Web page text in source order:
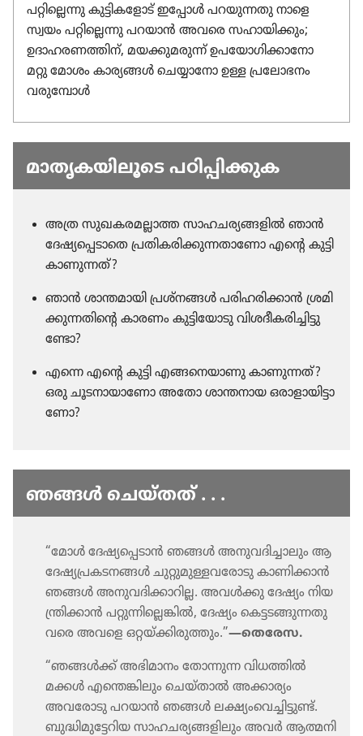
പറ്റില്ലെന്നു കുട്ടി​ക​ളോട്‌ ഇപ്പോൾ പറയു​ന്നതു നാളെ
സ്വയം പറ്റി​ല്ലെന്നു പറയാൻ അവരെ സഹായി​ക്കും;
ഉദാഹ​ര​ണ​ത്തിന്‌, മയക്കു​മ​രുന്ന്‌ ഉപയോ​ഗി​ക്കാ​നോ
മറ്റു മോശം കാര്യങ്ങൾ ചെയ്യാ​നോ ഉള്ള പ്രലോ​ഭനം
വരു​മ്പോൾ
മാതൃകയിലൂടെ പഠിപ്പി​ക്കു​ക
അത്ര സുഖക​ര​മ​ല്ലാത്ത സാഹച​ര്യ​ങ്ങ​ളിൽ ഞാൻ
ദേഷ്യ​പ്പെ​ടാ​തെ പ്രതി​ക​രി​ക്കു​ന്ന​താ​ണോ എന്റെ കുട്ടി
കാണു​ന്നത്‌?
ഞാൻ ശാന്തമാ​യി പ്രശ്‌നങ്ങൾ പരിഹ​രി​ക്കാൻ ശ്രമി​
ക്കു​ന്ന​തി​ന്റെ കാരണം കുട്ടി​യോ​ടു വിശദീ​ക​രി​ച്ചി​ട്ടു​
ണ്ടോ?
എന്നെ എന്റെ കുട്ടി എങ്ങനെ​യാ​ണു കാണു​ന്നത്‌?
ഒരു ചൂടനാ​യാ​ണോ അതോ ശാന്തനായ ഒരാളാ​യി​ട്ടാ​
ണോ?
ഞങ്ങൾ ചെയ്‌തത്‌ . . .
“മോൾ ദേഷ്യ​പ്പെ​ടാൻ ഞങ്ങൾ അനുവ​ദി​ച്ചാ​ലും ആ
ദേഷ്യ​പ്ര​ക​ട​നങ്ങൾ ചുറ്റു​മു​ള്ള​വ​രോ​ടു കാണി​ക്കാൻ
ഞങ്ങൾ അനുവ​ദി​ക്കാ​റില്ല. അവൾക്കു ദേഷ്യം നിയ​
ന്ത്രി​ക്കാൻ പറ്റുന്നി​ല്ലെ​ങ്കിൽ, ദേഷ്യം കെട്ടട​ങ്ങു​ന്ന​തു​
വരെ അവളെ ഒറ്റയ്‌ക്കി​രു​ത്തും.”—തെരേസ.
“ഞങ്ങൾക്ക്‌ അഭിമാ​നം തോന്നുന്ന വിധത്തിൽ
മക്കൾ എന്തെങ്കി​ലും ചെയ്‌താൽ അക്കാര്യം
അവരോ​ടു പറയാൻ ഞങ്ങൾ ലക്ഷ്യം​വെ​ച്ചി​ട്ടുണ്ട്‌.
ബുദ്ധി​മു​ട്ടേ​റിയ സാഹച​ര്യ​ങ്ങ​ളി​ലും അവർ ആത്മനി​